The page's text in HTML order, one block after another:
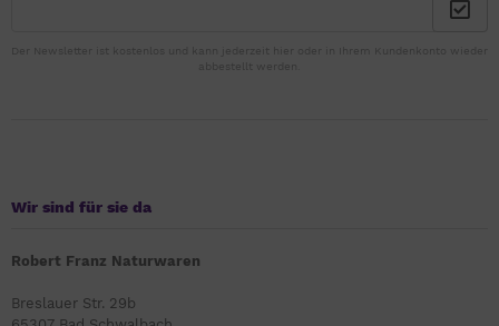
Der Newsletter ist kostenlos und kann jederzeit hier oder in Ihrem Kundenkonto wieder
abbestellt werden.
Wir sind für sie da
Robert Franz Naturwaren
Breslauer Str. 29b